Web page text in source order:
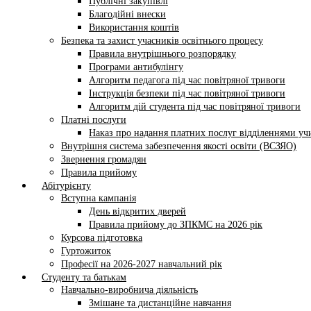
Благодійні внески
Використання коштів
Безпека та захист учасників освітнього процесу
Правила внутрішнього розпорядку
Програми антибулінгу
Алгоритм педагога під час повітряної тривоги
Інструкція безпеки під час повітряної тривоги
Алгоритм дій студента під час повітряної тривоги
Платні послуги
Наказ про надання платних послуг відділеннями
Внутрішня система забезпечення якості освіти (ВСЗЯО)
Звернення громадян
Правила прийому
Абітурієнту
Вступна кампанія
День відкритих дверей
Правила прийому до ЗПКМС на 2026 рік
Курсова підготовка
Гуртожиток
Професії на 2026-2027 навчальний рік
Студенту та батькам
Навчально-виробнича діяльність
Змішане та дистанційне навчання